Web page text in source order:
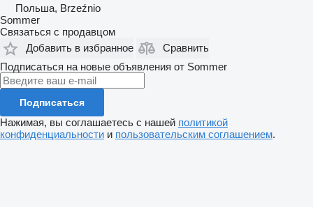
Польша, Brzeźnio
Sommer
Связаться с продавцом
Добавить в избранное
Сравнить
Подписаться на новые объявления от Sommer
Подписаться
Нажимая, вы соглашаетесь с нашей политикой
конфиденциальности и пользовательским соглашением.